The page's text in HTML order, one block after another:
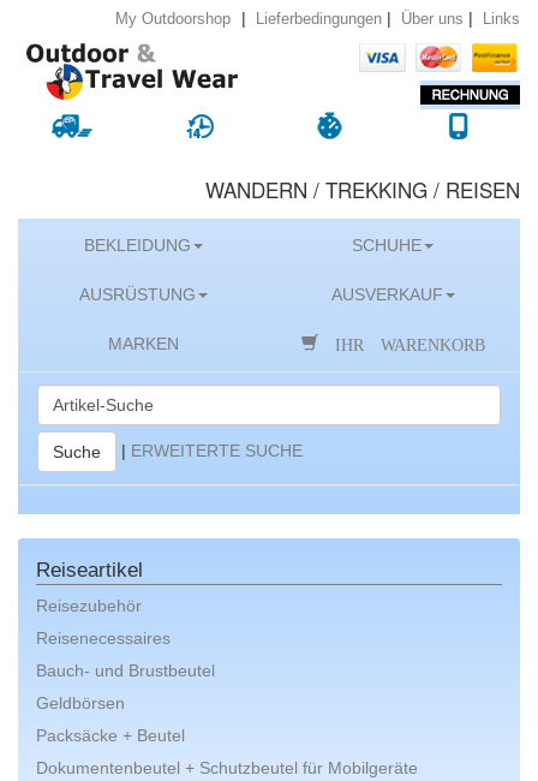
My Outdoorshop | Lieferbedingungen | Über uns | Links
WANDERN / TREKKING / REISEN
BEKLEIDUNG SCHUHE
AUSRÜSTUNG AUSVERKAUF
MARKEN IHR WARENKORB
Suche | ERWEITERTE SUCHE
Reiseartikel
Reisezubehör
Reisenecessaires
Bauch- und Brustbeutel
Geldbörsen
Packsäcke + Beutel
Dokumentenbeutel + Schutzbeutel für Mobilgeräte